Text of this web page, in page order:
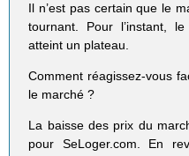
Il n’est pas certain que le
tournant. Pour l’instant,
atteint un plateau.
Comment réagissez-vous
le marché ?
La baisse des prix du
pour SeLoger.com. En